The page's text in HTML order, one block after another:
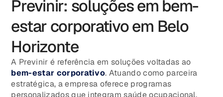
Previnir: soluções em bem-
estar corporativo em Belo
Horizonte
A Previnir é referência em soluções voltadas ao
bem-estar corporativo. Atuando como parceira
estratégica, a empresa oferece programas
personalizados que integram saúde ocupacional,